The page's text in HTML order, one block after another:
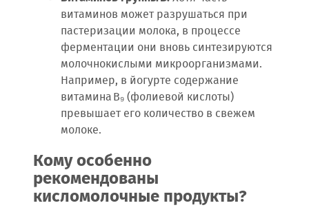
витаминов может разрушаться при
пастеризации молока, в процессе
ферментации они вновь синтезируются
молочнокислыми микроорганизмами.
Например, в йогурте содержание
витамина B₉ (фолиевой кислоты)
превышает его количество в свежем
молоке.
Кому особенно
рекомендованы
кисломолочные продукты?